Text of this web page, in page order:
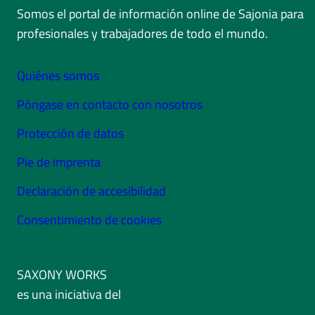
Somos el portal de información online de Sajonia para
profesionales y trabajadores de todo el mundo.
Quiénes somos
Póngase en contacto con nosotros
Protección de datos
Pie de imprenta
Declaración de accesibilidad
Consentimiento de cookies
SAXONY WORKS
es una iniciativa del